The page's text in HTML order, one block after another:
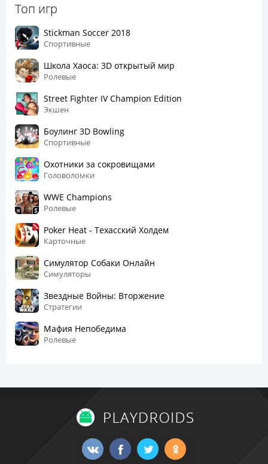
Топ игр
Stickman Soccer 2018
Спортивные
Школа Хаоса: 3D открытый мир
Ролевые
Street Fighter IV Champion Edition
Экшен
Боулинг 3D Bowling
Спортивные
Охотники за сокровищами
Головоломки
WWE Champions
Ролевые
Poker Heat - Техасский Холдем
Карточные
Симулятор Собаки Онлайн
Симуляторы
Звездные Войны: Вторжение
Стратегии
Мафия Непобедима
Ролевые